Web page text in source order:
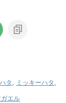
タ ミッキーハタ
エル